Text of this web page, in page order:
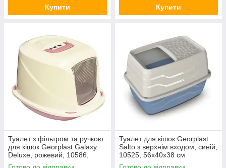
Купити Купити
Туалет з фільтром та ручкою
для кішок Georplast Galaxy
Deluxe, рожевий, 10586,
45х36х31,5 см
Туалет для кішок Georplast
Salto з верхнім входом, синій,
10525, 56х40х38 см